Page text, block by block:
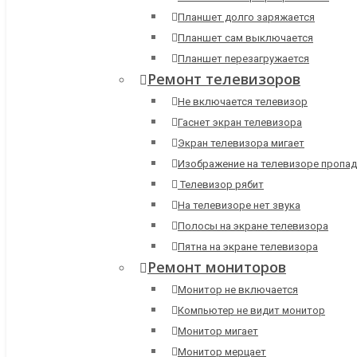
Планшет долго заряжается
Планшет сам выключается
Планшет перезагружается
Ремонт телевизоров
Не включается телевизор
Гаснет экран телевизора
Экран телевизора мигает
Изображение на телевизоре
Телевизор рябит
На телевизоре нет звука
Полосы на экране телевизора
Пятна на экране телевизора
Ремонт мониторов
Монитор не включается
Компьютер не видит монитор
Монитор мигает
Монитор мерцает